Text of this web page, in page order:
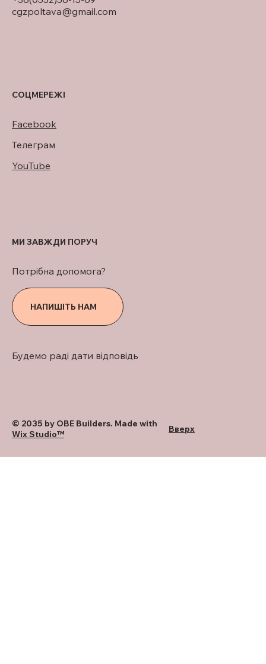
cgzpoltava@gmail.com
СОЦМЕРЕЖІ
Facebook
Телеграм
YouTube
Будемо раді дати відповідь
НАПИШІТЬ НАМ
Потрібна допомога?
МИ ЗАВЖДИ ПОРУЧ
© 2035 by OBE Builders. Made with
Wix Studio™
Вверх